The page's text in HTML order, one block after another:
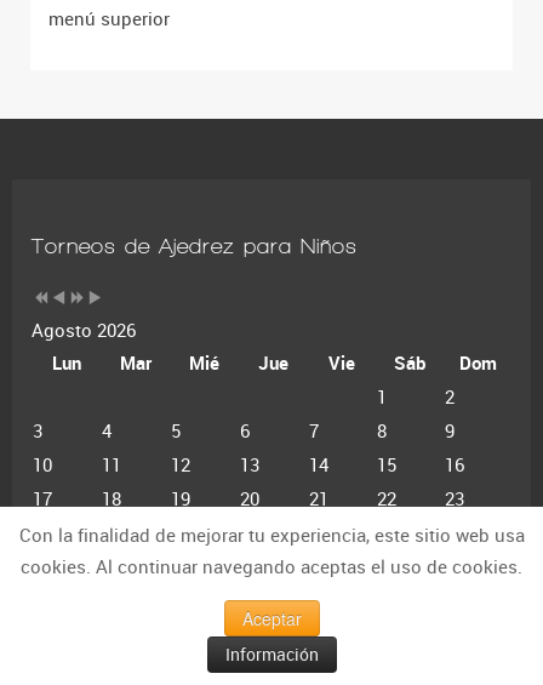
menú superior
Torneos de Ajedrez para Niños
Agosto 2026
Lun
Mar Mié Jue Vie Sáb
Dom
1
2
3
4 5 6 7 8
9
10
11 12 13 14 15
16
17
18 19 20 21 22
23
24
25 26 27 28 29
30
31
Con la finalidad de mejorar tu experiencia, este sitio web usa
cookies. Al continuar navegando aceptas el uso de cookies.
Aceptar
Información